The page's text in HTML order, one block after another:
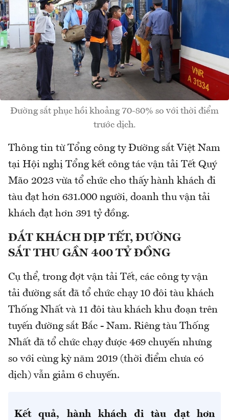
Đường sắt phục hồi khoảng 70-80% so với thời điểm
trước dịch.
Thông tin từ Tổng công ty Đường sắt Việt Nam
tại Hội nghị Tổng kết công tác vận tải Tết Quý
Mão 2023 vừa tổ chức cho thấy hành khách đi
tàu đạt hơn 631.000 người, doanh thu vận tải
khách đạt hơn 391 tỷ đồng.
ĐẮT KHÁCH DỊP TẾT, ĐƯỜNG
SẮT THU GẦN 400 TỶ ĐỒNG
Cụ thể, trong đợt vận tải Tết, các công ty vận
tải đường sắt đã tổ chức chạy 10 đôi tàu khách
Thống Nhất và 11 đôi tàu khách khu đoạn trên
tuyến đường sắt Bắc - Nam. Riêng tàu Thống
Nhất đã tổ chức chạy được 469 chuyến nhưng
so với cùng kỳ năm 2019 (thời điểm chưa có
dịch) vẫn giảm 6 chuyến.
Kết quả, hành khách đi tàu đạt hơn